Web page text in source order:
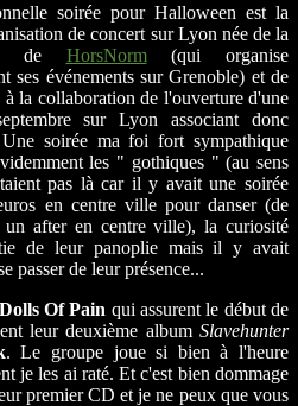
soirée pour Halloween est la
de concert sur Lyon née de la
de HorsNorm(qui organise
ses événements sur Grenoble) et de
la collaboration de l'ouverture d'une
sur Lyon associant donc
soirée ma foi fort sympathique
les " gothiques " (au sens
pas là car il y avait une soirée
en centre ville pour danser (de
after en centre ville), la curiosité
de leur panoplie mais il y avait
passer de leur présence...
Dolls Of Pain qui assurent le début de
leur deuxième album Slavehunter
. Le groupe joue si bien à l'heure
je les ai raté. Et c'est bien dommage
premier CD et je ne peux que vous